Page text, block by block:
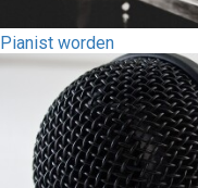
Pianist worden